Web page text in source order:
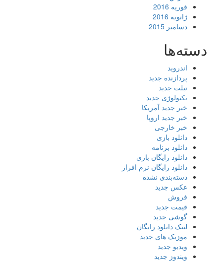
فوریه 2016
ژانویه 2016
دسامبر 2015
دسته‌ها
اندروید
پردازنده جدید
تبلت جدید
تکنولوژی جدید
خبر جدید آمریکا
خبر جدید اروپا
خبر خارجی
دانلود بازی
دانلود برنامه
دانلود رایگان بازی
دانلود رایگان نرم افراز
دسته‌بندی نشده
عکس جدید
فروش
قیمت جدید
گوشی جدید
لینک دانلود رایگان
موزیک های جدید
ویدیو جدید
ویندوز جدید